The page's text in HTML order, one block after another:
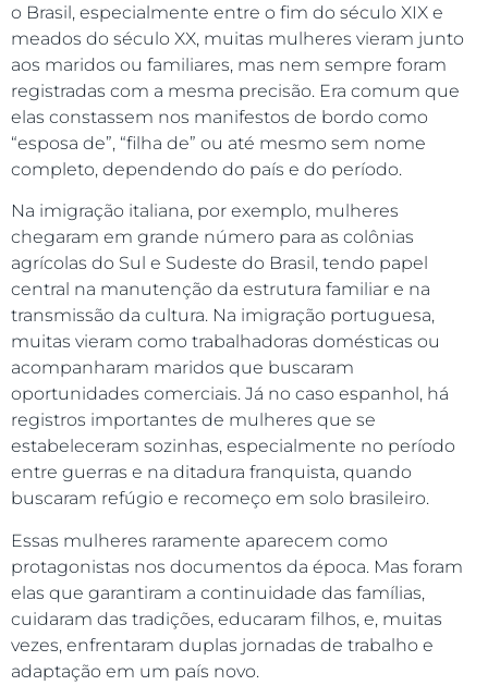
o Brasil, especialmente entre o fim do século XIX e
meados do século XX, muitas mulheres vieram junto
aos maridos ou familiares, mas nem sempre foram
registradas com a mesma precisão. Era comum que
elas constassem nos manifestos de bordo como
“esposa de”, “filha de” ou até mesmo sem nome
completo, dependendo do país e do período.
Na imigração italiana, por exemplo, mulheres
chegaram em grande número para as colônias
agrícolas do Sul e Sudeste do Brasil, tendo papel
central na manutenção da estrutura familiar e na
transmissão da cultura. Na imigração portuguesa,
muitas vieram como trabalhadoras domésticas ou
acompanharam maridos que buscaram
oportunidades comerciais. Já no caso espanhol, há
registros importantes de mulheres que se
estabeleceram sozinhas, especialmente no período
entre guerras e na ditadura franquista, quando
buscaram refúgio e recomeço em solo brasileiro.
Essas mulheres raramente aparecem como
protagonistas nos documentos da época. Mas foram
elas que garantiram a continuidade das famílias,
cuidaram das tradições, educaram filhos, e, muitas
vezes, enfrentaram duplas jornadas de trabalho e
adaptação em um país novo.